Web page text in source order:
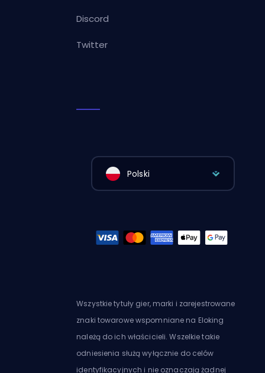
Discord
Twitter
Polski
Wszystkie tytuły gier, marki i zarejestrowane
znaki towarowe wspomniane na Eloking
należą do ich właścicieli. Wszelkie takie
odniesienia służą wyłącznie do celów
identyfikacyjnych i nie oznaczają żadnej